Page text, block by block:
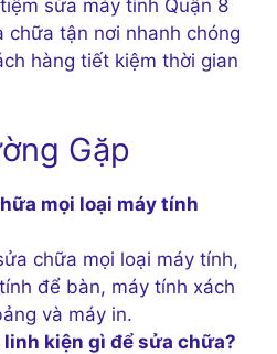
sửa máy tính Quận 8
chữa tận nơi nhanh chóng
hàng tiết kiệm thời gian
Gặp
mọi loại máy tính
chữa mọi loại máy tính,
để bàn, máy tính xách
và máy in.
kiện gì để sửa chữa?